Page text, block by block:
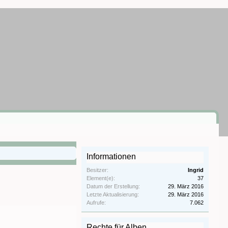
Informationen
Besitzer:
Ingrid
Element(e):
37
Datum der Erstellung:
29. März 2016
Letzte Aktualisierung:
29. März 2016
Aufrufe:
7.062